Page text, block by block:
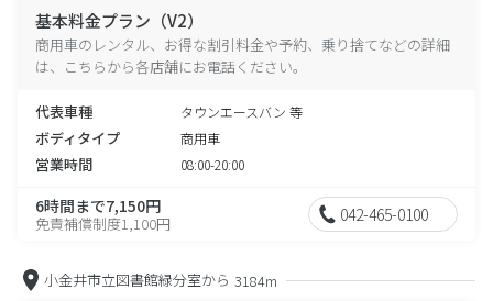
基本料金プラン（V2）
商用車のレンタル、お得な割引料金や予約、乗り捨てなどの詳細
は、こちらから各店舗にお電話ください。
代表車種 タウンエースバン 等
ボディタイプ 商用車
営業時間 08:00-20:00
6時間まで7,150円
免責補償制度1,100円 042-465-0100
小金井市立図書館緑分室から 3184m